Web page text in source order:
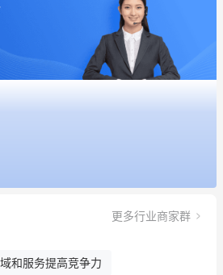
更多行业商家群
信、小红书同时经营了
和服务提高竞争力
太好啦❤️